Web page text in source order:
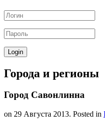
Города и регионы
Город Савонлинна
on 29 Августа 2013. Posted in